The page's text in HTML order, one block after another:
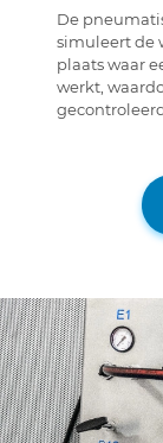
De
simuleert de
plaats waar
werkt,